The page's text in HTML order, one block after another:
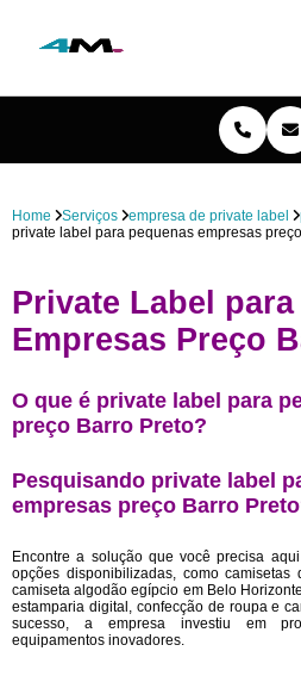
Home Serviços empresa de private label
private label para pequenas empresas
Private Label
Empresas Preço
O que é private label para
preço Barro Preto?
Pesquisando private label
empresas preço Barro
Encontre a solução que você precisa
opções disponibilizadas, como
camiseta algodão egípcio em Belo
estamparia digital, confecção de roupa e
sucesso, a empresa investiu em
equipamentos inovadores.